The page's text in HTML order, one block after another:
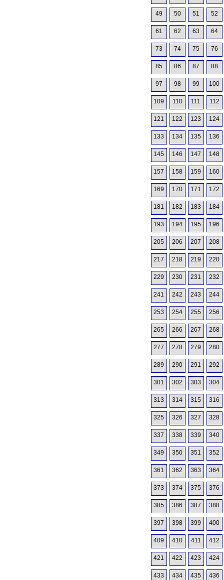
49 50 51 52
61 62 63 64
73 74 75 76
85 86 87 88
97 98 99 100
109 110 111 112
121 122 123 124
133 134 135 136
145 146 147 148
157 158 159 160
169 170 171 172
181 182 183 184
193 194 195 196
205 206 207 208
217 218 219 220
229 230 231 232
241 242 243 244
253 254 255 256
265 266 267 268
277 278 279 280
289 290 291 292
301 302 303 304
313 314 315 316
325 326 327 328
337 338 339 340
349 350 351 352
361 362 363 364
373 374 375 376
385 386 387 388
397 398 399 400
409 410 411 412
421 422 423 424
433 434 435 436